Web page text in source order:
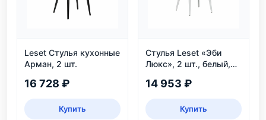
Leset Стулья кухонные
Арман, 2 шт.
16 728 ₽
Купить
Стулья Leset «Эби
Люкс», 2 шт., белый,
14 953 ₽
Купить